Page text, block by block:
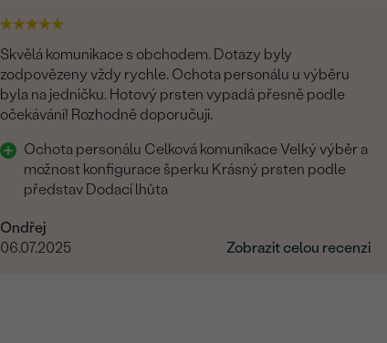
Skvělá komunikace s obchodem. Dotazy byly
zodpovězeny vždy rychle. Ochota personálu u výběru
byla na jedničku. Hotový prsten vypadá přesně podle
očekávání! Rozhodně doporučuji.
Ochota personálu Celková komunikace Velký výběr a
možnost konfigurace šperku Krásný prsten podle
představ Dodací lhůta
Ondřej
06.07.2025
Zobrazit celou recenzi